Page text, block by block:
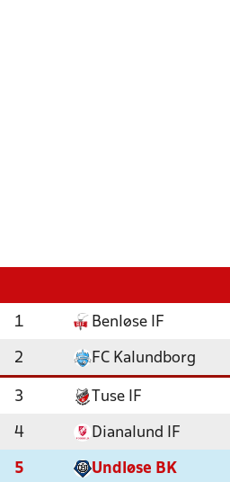
1 Benløse IF
2 FC Kalundborg
3 Tuse IF
4 Dianalund IF
5 Undløse BK